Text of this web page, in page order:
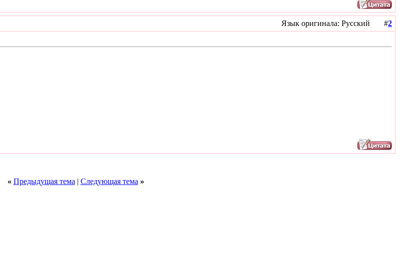
Язык оригинала: Русский #2
« Предыдущая тема | Следующая тема »